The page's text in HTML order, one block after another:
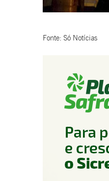
Fonte: Só Notícias